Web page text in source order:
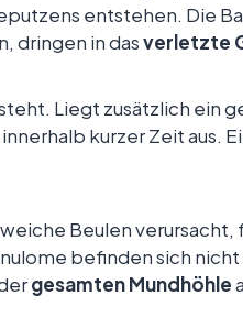
entstehen. Die
dringen in dasverletzte
Liegt zusätzlich ein
kurzer Zeit aus.
Beulen verursacht,
befinden sich
gesamten Mundhöhle